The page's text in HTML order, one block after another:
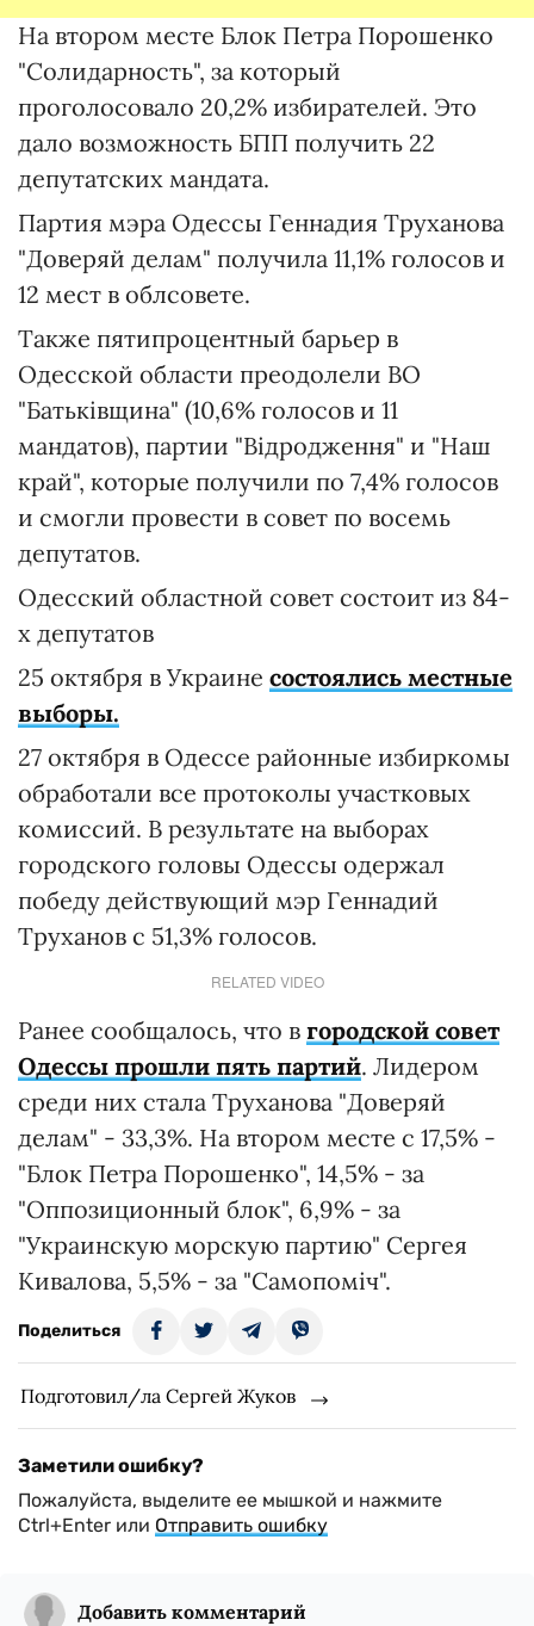
На втором месте Блок Петра Порошенко
"Солидарность", за который
проголосовало 20,2% избирателей. Это
дало возможность БПП получить 22
депутатских мандата.
Партия мэра Одессы Геннадия Труханова
"Доверяй делам" получила 11,1% голосов и
12 мест в облсовете.
Также пятипроцентный барьер в
Одесской области преодолели ВО
"Батьківщина" (10,6% голосов и 11
мандатов), партии "Відродження" и "Наш
край", которые получили по 7,4% голосов
и смогли провести в совет по восемь
депутатов.
Одесский областной совет состоит из 84-
х депутатов
25 октября в Украине состоялись местные
выборы.
27 октября в Одессе районные избиркомы
обработали все протоколы участковых
комиссий. В результате на выборах
городского головы Одессы одержал
победу действующий мэр Геннадий
Труханов с 51,3% голосов.
RELATED VIDEO
Ранее сообщалось, что в городской совет
Одессы прошли пять партий. Лидером
среди них стала Труханова "Доверяй
делам" - 33,3%. На втором месте с 17,5% -
"Блок Петра Порошенко", 14,5% - за
"Оппозиционный блок", 6,9% - за
"Украинскую морскую партию" Сергея
Кивалова, 5,5% - за "Самопоміч".
Поделиться
Подготовил/ла Сергей Жуков
Заметили ошибку?
Пожалуйста, выделите ее мышкой и нажмите
Ctrl+Enter или Отправить ошибку
Добавить комментарий